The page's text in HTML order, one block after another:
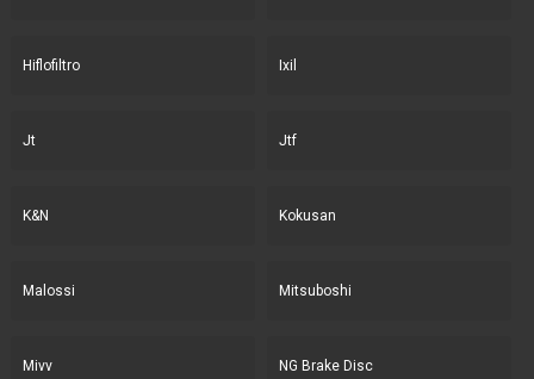
Hiflofiltro Ixil
Jt Jtf
K&N Kokusan
Malossi Mitsuboshi
Mivv NG Brake Disc